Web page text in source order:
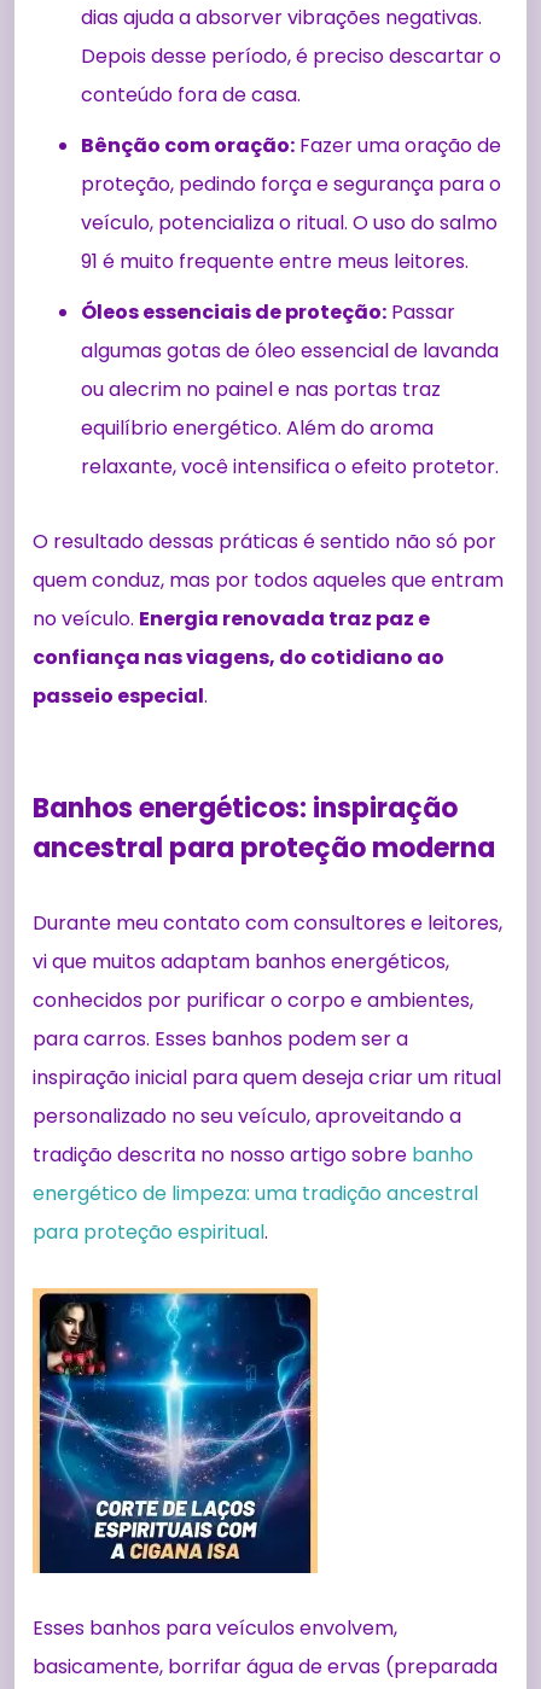
dias ajuda a absorver vibrações negativas.
Depois desse período, é preciso descartar o
conteúdo fora de casa.
Bênção com oração: Fazer uma oração de
proteção, pedindo força e segurança para o
veículo, potencializa o ritual. O uso do salmo
91 é muito frequente entre meus leitores.
Óleos essenciais de proteção: Passar
algumas gotas de óleo essencial de lavanda
ou alecrim no painel e nas portas traz
equilíbrio energético. Além do aroma
relaxante, você intensifica o efeito protetor.
O resultado dessas práticas é sentido não só por
quem conduz, mas por todos aqueles que entram
no veículo. Energia renovada traz paz e
confiança nas viagens, do cotidiano ao
passeio especial.
Banhos energéticos: inspiração
ancestral para proteção moderna
Durante meu contato com consultores e leitores,
vi que muitos adaptam banhos energéticos,
conhecidos por purificar o corpo e ambientes,
para carros. Esses banhos podem ser a
inspiração inicial para quem deseja criar um ritual
personalizado no seu veículo, aproveitando a
tradição descrita no nosso artigo sobre banho
energético de limpeza: uma tradição ancestral
para proteção espiritual.
Esses banhos para veículos envolvem,
basicamente, borrifar água de ervas (preparada